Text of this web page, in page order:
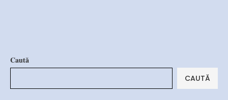
Caută
CAUTĂ